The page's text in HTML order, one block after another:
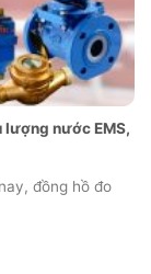
lượng nước EMS,
đồng hồ đo